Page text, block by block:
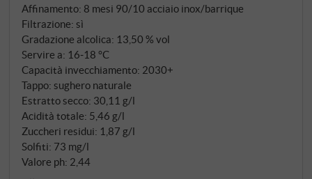
giorno-notte. Dopo la vendemmia a fine settembre, il
mosto fermenta sulle bucce per 15 giorni e matura
per otto mesi, principalmente in vasche di acciaio
inox con una piccola parte in barrique usate.
Affinamento: 8 mesi 90/10 acciaio inox/barrique
Filtrazione: sì
Gradazione alcolica: 13,50 % vol
Servire a: 16‑18 °C
Capacità invecchiamento: 2030+
Tappo: sughero naturale
Estratto secco: 30,11 g/l
Acidità totale: 5,46 g/l
Zuccheri residui: 1,87 g/l
Solfiti: 73 mg/l
Valore ph: 2,44